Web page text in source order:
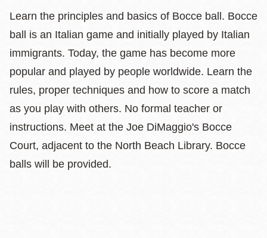
Learn the principles and basics of Bocce ball. Bocce
ball is an Italian game and initially played by Italian
immigrants. Today, the game has become more
popular and played by people worldwide. Learn the
rules, proper techniques and how to score a match
as you play with others. No formal teacher or
instructions. Meet at the Joe DiMaggio's Bocce
Court, adjacent to the North Beach Library. Bocce
balls will be provided.